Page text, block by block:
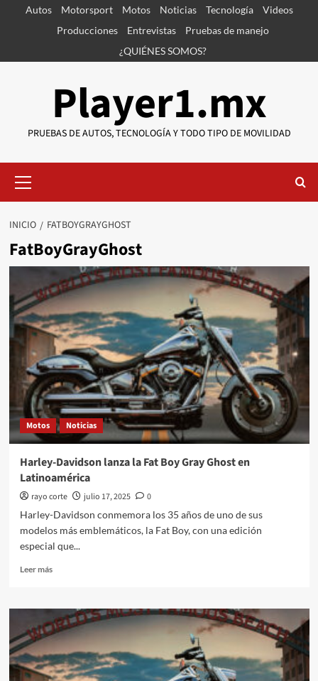
SaltarAutos Motorsport Motos Noticias Tecnología
Videos
Producciones
Entrevistas
Pruebas de manejo
¿QUIÉNES SOMOS?
Player1.mx
PRUEBAS DE AUTOS, TECNOLOGÍA Y TODO TIPO DE MOVILIDAD
primario
INICIO FATBOYGRAYGHOST
FatBoyGrayGhost
Motos Noticias
Harley-Davidson lanza la Fat Boy Gray Ghost en
Latinoamérica
rayo corte julio 17, 2025
0
Harley-Davidson conmemora los 35 años de uno de sus
modelos más emblemáticos, la Fat Boy, con una edición
especial que...
Leer másLeer
Harley-
Davidson
lanza
la
Fat
Boy